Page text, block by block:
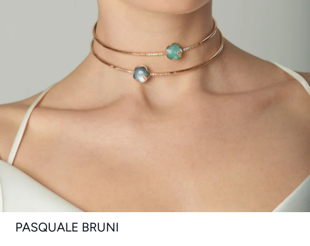
PASQUALE BRUNI